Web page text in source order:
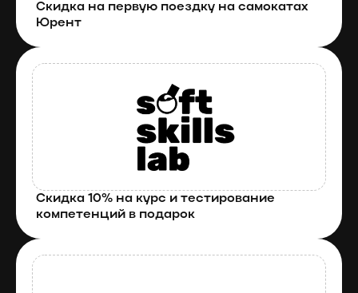
Скидка на первую поездку на самокатах
Юрент
Скидка 10% на курс и тестирование
компетенций в подарок